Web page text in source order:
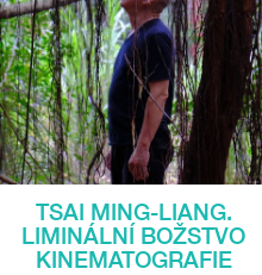
TSAI MING-LIANG.
LIMINÁLNÍ BOŽSTVO
KINEMATOGRAFIE